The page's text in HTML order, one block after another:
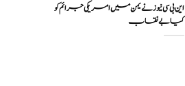
این بی سی نیوز نے یمن میں امریکی جرائم کو